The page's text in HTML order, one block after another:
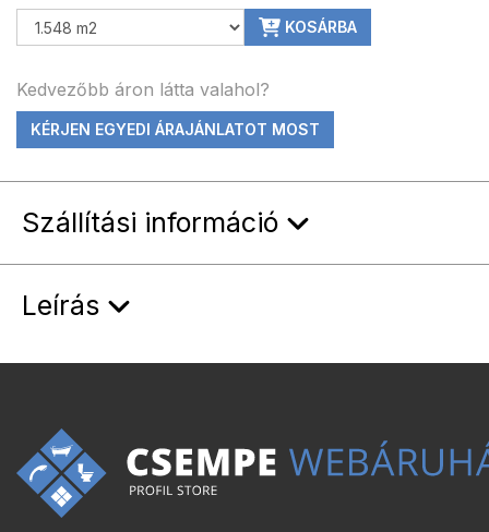
KOSÁRBA
Kedvezőbb áron látta valahol?
KÉRJEN EGYEDI ÁRAJÁNLATOT MOST
Szállítási információ
Leírás